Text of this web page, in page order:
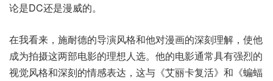
论是DC还是漫威的。
在我看来，施耐德的导演风格和他对漫画的深刻理解，使他
成为拍摄这两部电影的理想人选。他的电影通常具有强烈的
视觉风格和深刻的情感表达，这与《艾丽卡复活》和《蝙蝠